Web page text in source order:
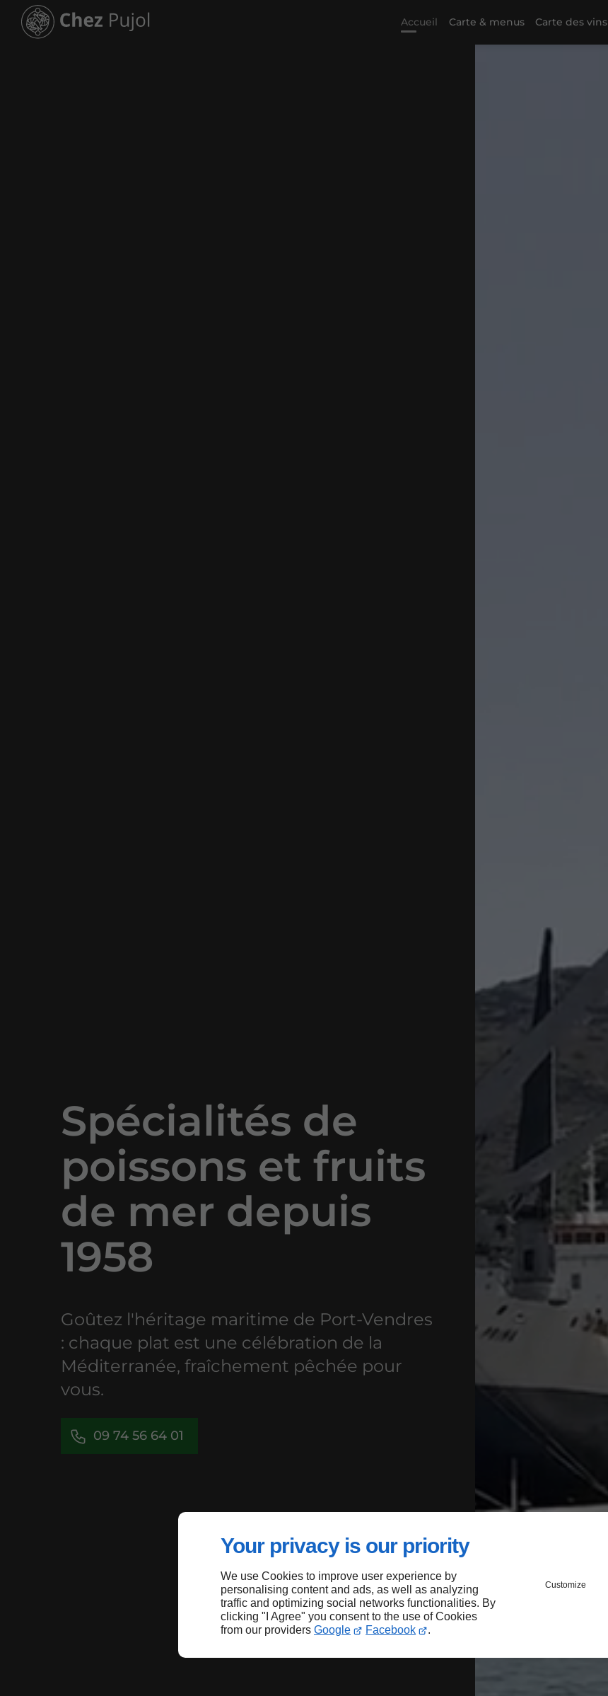
Your privacy is our priority
We use Cookies to improve user experience by
personalising content and ads, as well as analyzing
traffic and optimizing social networks functionalities. By
clicking "I Agree" you consent to the use of Cookies
from our providers Google Facebook .
Customize
Accueil Carte & menus Carte des vins
Spécialités de
poissons et fruits
de mer depuis
1958
Goûtez l'héritage maritime de Port-Vendres
: chaque plat est une célébration de la
Méditerranée, fraîchement pêchée pour
vous.
09 74 56 64 01